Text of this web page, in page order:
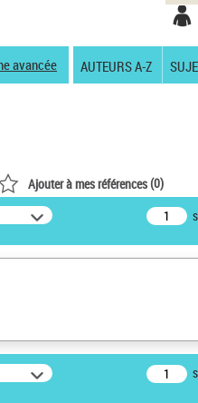
avancée AUTEURS A-Z
Ajouter à mes références(0)